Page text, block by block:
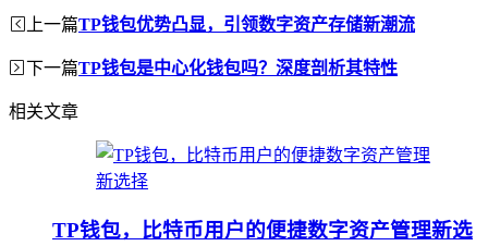
上一篇TP钱包优势凸显，引领数字资产存储新潮流
下一篇TP钱包是中心化钱包吗？深度剖析其特性
相关文章
TP钱包，比特币用户的便捷数字资产管理新选